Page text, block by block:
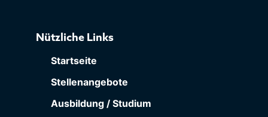
Nützliche Links
Startseite
Stellenangebote
Ausbildung / Studium